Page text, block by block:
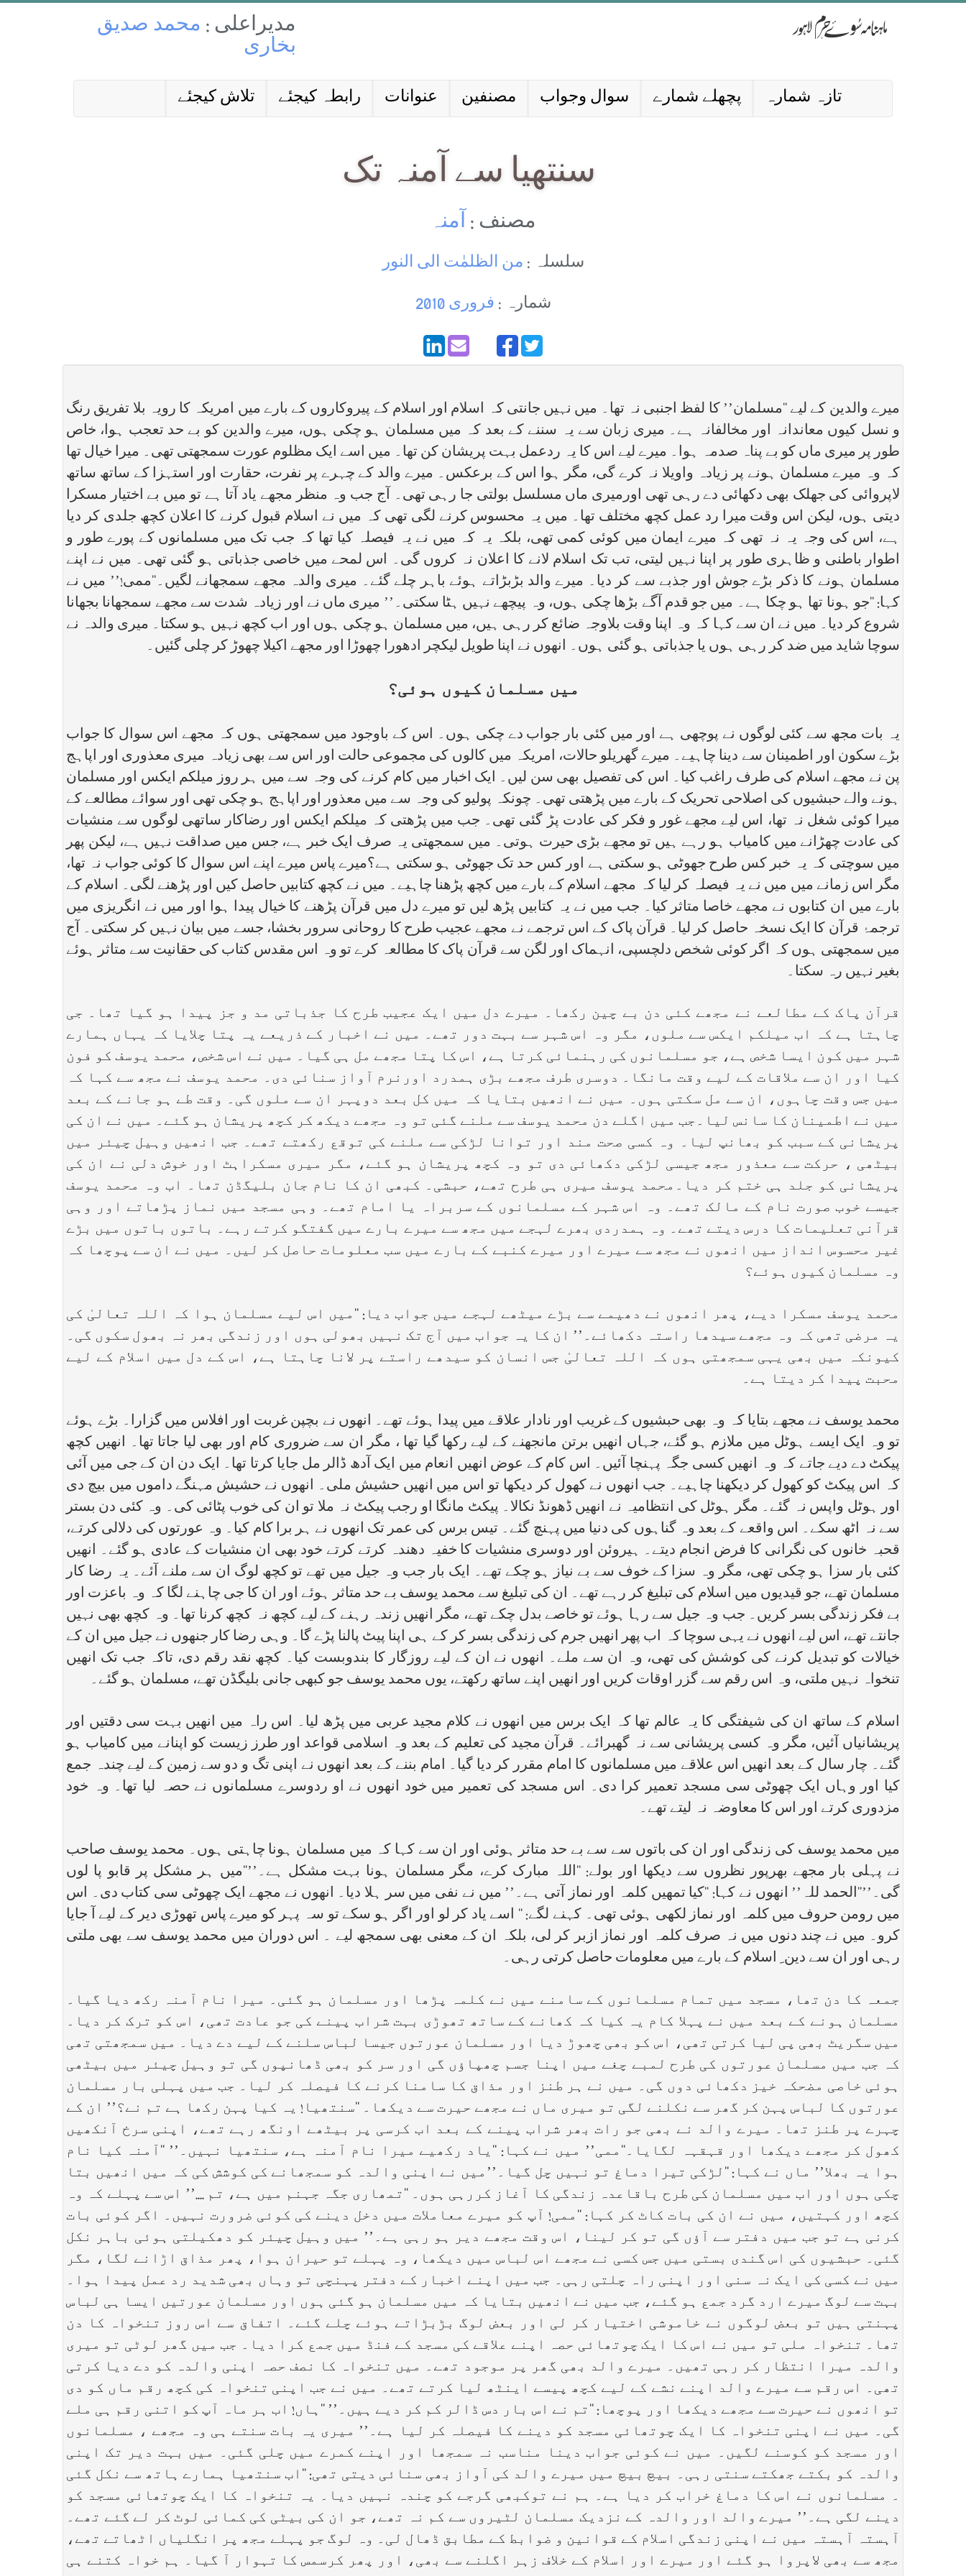
مدیراعلی : محمد صدیق
بخاری
تلاش کیجئے رابطہ کیجئے عنوانات مصنفین سوال وجواب پچھلے شمارے تازہ شمارہ
سنتھیا سے آمنہ تک
مصنف : آمنہ
سلسلہ : من الظلمٰت الی النور
شمارہ : فروری 2010
میرے والدین کے لیے ‘‘مسلمان’’ کا لفظ اجنبی نہ تھا۔ میں نہیں جانتی کہ اسلام اور اسلام کے پیروکاروں کے بارے میں امریکہ کا رویہ بلا تفریق رنگ
و نسل کیوں معاندانہ اور مخالفانہ ہے۔ میری زبان سے یہ سننے کے بعد کہ میں مسلمان ہو چکی ہوں، میرے والدین کو بے حد تعجب ہوا، خاص
طور پر میری ماں کو بے پناہ صدمہ ہوا۔ میرے لیے اس کا یہ ردعمل بہت پریشان کن تھا۔ میں اسے ایک مظلوم عورت سمجھتی تھی۔ میرا خیال تھا
کہ وہ میرے مسلمان ہونے پر زیادہ واویلا نہ کرے گی، مگر ہوا اس کے برعکس۔ میرے والد کے چہرے پر نفرت، حقارت اور استہزا کے ساتھ ساتھ
لاپروائی کی جھلک بھی دکھائی دے رہی تھی اورمیری ماں مسلسل بولتی جا رہی تھی۔ آج جب وہ منظر مجھے یاد آتا ہے تو میں بے اختیار مسکرا
دیتی ہوں، لیکن اس وقت میرا رد عمل کچھ مختلف تھا۔ میں یہ محسوس کرنے لگی تھی کہ میں نے اسلام قبول کرنے کا اعلان کچھ جلدی کر دیا
ہے، اس کی وجہ یہ نہ تھی کہ میرے ایمان میں کوئی کمی تھی، بلکہ یہ کہ میں نے یہ فیصلہ کیا تھا کہ جب تک میں مسلمانوں کے پورے طور و
اطوار باطنی و ظاہری طور پر اپنا نہیں لیتی، تب تک اسلام لانے کا اعلان نہ کروں گی۔ اس لمحے میں خاصی جذباتی ہو گئی تھی۔ میں نے اپنے
مسلمان ہونے کا ذکر بڑے جوش اور جذبے سے کر دیا۔ میرے والد بڑبڑاتے ہوئے باہر چلے گئے۔ میری والدہ مجھے سمجھانے لگیں۔‘‘ممی!’’ میں نے
کہا: ‘‘جو ہونا تھا ہو چکا ہے۔ میں جو قدم آگے بڑھا چکی ہوں، وہ پیچھے نہیں ہٹا سکتی۔’’ میری ماں نے اور زیادہ شدت سے مجھے سمجھانا بجھانا
شروع کر دیا۔ میں نے ان سے کہا کہ وہ اپنا وقت بلاوجہ ضائع کر رہی ہیں، میں مسلمان ہو چکی ہوں اور اب کچھ نہیں ہو سکتا۔ میری والدہ نے
سوچا شاید میں ضد کر رہی ہوں یا جذباتی ہو گئی ہوں۔ انھوں نے اپنا طویل لیکچر ادھورا چھوڑا اور مجھے اکیلا چھوڑ کر چلی گئیں۔
میں مسلمان کیوں ہوئی؟
یہ بات مجھ سے کئی لوگوں نے پوچھی ہے اور میں کئی بار جواب دے چکی ہوں۔ اس کے باوجود میں سمجھتی ہوں کہ مجھے اس سوال کا جواب
بڑے سکون اور اطمینان سے دینا چاہیے۔ میرے گھریلو حالات، امریکہ میں کالوں کی مجموعی حالت اور اس سے بھی زیادہ میری معذوری اور اپاہج
پن نے مجھے اسلام کی طرف راغب کیا۔ اس کی تفصیل بھی سن لیں۔ ایک اخبار میں کام کرنے کی وجہ سے میں ہر روز میلکم ایکس اور مسلمان
ہونے والے حبشیوں کی اصلاحی تحریک کے بارے میں پڑھتی تھی۔ چونکہ پولیو کی وجہ سے میں معذور اور اپاہج ہو چکی تھی اور سوائے مطالعے کے
میرا کوئی شغل نہ تھا، اس لیے مجھے غور و فکر کی عادت پڑ گئی تھی۔ جب میں پڑھتی کہ میلکم ایکس اور رضاکار ساتھی لوگوں سے منشیات
کی عادت چھڑانے میں کامیاب ہو رہے ہیں تو مجھے بڑی حیرت ہوتی۔ میں سمجھتی یہ صرف ایک خبر ہے، جس میں صداقت نہیں ہے، لیکن پھر
میں سوچتی کہ یہ خبر کس طرح جھوٹی ہو سکتی ہے اور کس حد تک جھوٹی ہو سکتی ہے؟میرے پاس میرے اپنے اس سوال کا کوئی جواب نہ تھا،
مگر اس زمانے میں میں نے یہ فیصلہ کر لیا کہ مجھے اسلام کے بارے میں کچھ پڑھنا چاہیے۔ میں نے کچھ کتابیں حاصل کیں اور پڑھنے لگی۔ اسلام کے
بارے میں ان کتابوں نے مجھے خاصا متاثر کیا۔ جب میں نے یہ کتابیں پڑھ لیں تو میرے دل میں قرآن پڑھنے کا خیال پیدا ہوا اور میں نے انگریزی میں
ترجمۂ قرآن کا ایک نسخہ حاصل کر لیا۔ قرآن پاک کے اس ترجمے نے مجھے عجیب طرح کا روحانی سرور بخشا، جسے میں بیان نہیں کر سکتی۔ آج
میں سمجھتی ہوں کہ اگر کوئی شخص دلچسپی، انہماک اور لگن سے قرآن پاک کا مطالعہ کرے تو وہ اس مقدس کتاب کی حقانیت سے متاثر ہوئے
بغیر نہیں رہ سکتا۔
قرآن پاک کے مطالعے نے مجھے کئی دن بے چین رکھا۔ میرے دل میں ایک عجیب طرح کا جذباتی مد و جز پیدا ہو گیا تھا۔ جی
چاہتا ہے کہ اب میلکم ایکس سے ملوں، مگر وہ اس شہر سے بہت دور تھے۔ میں نے اخبار کے ذریعے یہ پتا چلایا کہ یہاں ہمارے
شہر میں کون ایسا شخص ہے، جو مسلمانوں کی رہنمائی کرتا ہے، اس کا پتا مجھے مل ہی گیا۔ میں نے اس شخص، محمد یوسف کو فون
کیا اور ان سے ملاقات کے لیے وقت مانگا۔ دوسری طرف مجھے بڑی ہمدرد اورنرم آواز سنائی دی۔ محمد یوسف نے مجھ سے کہا کہ
میں جس وقت چاہوں، ان سے مل سکتی ہوں۔ میں نے انھیں بتایا کہ میں کل بعد دوپہر ان سے ملوں گی۔ وقت طے ہو جانے کے بعد
میں نے اطمینان کا سانس لیا۔جب میں اگلے دن محمد یوسف سے ملنے گئی تو وہ مجھے دیکھ کر کچھ پریشان ہو گئے۔ میں نے ان کی
پریشانی کے سبب کو بھانپ لیا۔ وہ کسی صحت مند اور توانا لڑکی سے ملنے کی توقع رکھتے تھے۔ جب انھیں وہیل چیئر میں
بیٹھی ، حرکت سے معذور مجھ جیسی لڑکی دکھائی دی تو وہ کچھ پریشان ہو گئے، مگر میری مسکراہٹ اور خوش دلی نے ان کی
پریشانی کو جلد ہی ختم کر دیا۔محمد یوسف میری ہی طرح تھے، حبشی۔ کبھی ان کا نام جان بلیگڈن تھا۔ اب وہ محمد یوسف
جیسے خوب صورت نام کے مالک تھے۔ وہ اس شہر کے مسلمانوں کے سربراہ یا امام تھے۔ وہی مسجد میں نماز پڑھاتے اور وہی
قرآنی تعلیمات کا درس دیتے تھے۔ وہ ہمدردی بھرے لہجے میں مجھ سے میرے بارے میں گفتگو کرتے رہے۔ باتوں باتوں میں بڑے
غیر محسوس انداز میں انھوں نے مجھ سے میرے اور میرے کنبے کے بارے میں سب معلومات حاصل کر لیں۔ میں نے ان سے پوچھا کہ
وہ مسلمان کیوں ہوئے؟
محمد یوسف مسکرا دیے، پھر انھوں نے دھیمے سے بڑے میٹھے لہجے میں جواب دیا: ‘‘میں اس لیے مسلمان ہوا کہ اللہ تعالیٰ کی
یہ مرضی تھی کہ وہ مجھے سیدھا راستہ دکھائے۔’’ ان کا یہ جواب میں آج تک نہیں بھولی ہوں اور زندگی بھر نہ بھول سکوں گی۔
کیونکہ میں بھی یہی سمجھتی ہوں کہ اللہ تعالیٰ جس انسان کو سیدھے راستے پر لانا چاہتا ہے، اس کے دل میں اسلام کے لیے
محبت پیدا کر دیتا ہے۔
محمد یوسف نے مجھے بتایا کہ وہ بھی حبشیوں کے غریب اور نادار علاقے میں پیدا ہوئے تھے۔ انھوں نے بچپن غربت اور افلاس میں گزارا۔ بڑے ہوئے
تو وہ ایک ایسے ہوٹل میں ملازم ہو گئے، جہاں انھیں برتن مانجھنے کے لیے رکھا گیا تھا ، مگر ان سے ضروری کام اور بھی لیا جاتا تھا۔ انھیں کچھ
پیکٹ دے دیے جاتے کہ وہ انھیں کسی جگہ پہنچا آئیں۔ اس کام کے عوض انھیں انعام میں ایک آدھ ڈالر مل جایا کرتا تھا۔ ایک دن ان کے جی میں آئی
کہ اس پیکٹ کو کھول کر دیکھنا چاہیے۔ جب انھوں نے کھول کر دیکھا تو اس میں انھیں حشیش ملی۔ انھوں نے حشیش مہنگے داموں میں بیچ دی
اور ہوٹل واپس نہ گئے۔ مگر ہوٹل کی انتظامیہ نے انھیں ڈھونڈ نکالا۔ پیکٹ مانگا او رجب پیکٹ نہ ملا تو ان کی خوب پٹائی کی۔ وہ کئی دن بستر
سے نہ اٹھ سکے۔ اس واقعے کے بعد وہ گناہوں کی دنیا میں پہنچ گئے۔ تیس برس کی عمر تک انھوں نے ہر برا کام کیا۔ وہ عورتوں کی دلالی کرتے،
قحبہ خانوں کی نگرانی کا فرض انجام دیتے۔ ہیروئن اور دوسری منشیات کا خفیہ دھندہ کرتے کرتے خود بھی ان منشیات کے عادی ہو گئے۔ انھیں
کئی بار سزا ہو چکی تھی، مگر وہ سزا کے خوف سے بے نیاز ہو چکے تھے۔ ایک بار جب وہ جیل میں تھے تو کچھ لوگ ان سے ملنے آئے۔ یہ رضا کار
مسلمان تھے، جو قیدیوں میں اسلام کی تبلیغ کر رہے تھے۔ ان کی تبلیغ سے محمد یوسف بے حد متاثر ہوئے اور ان کا جی چاہنے لگا کہ وہ باعزت اور
بے فکر زندگی بسر کریں۔ جب وہ جیل سے رہا ہوئے تو خاصے بدل چکے تھے، مگر انھیں زندہ رہنے کے لیے کچھ نہ کچھ کرنا تھا۔ وہ کچھ بھی نہیں
جانتے تھے، اس لیے انھوں نے یہی سوچا کہ اب پھر انھیں جرم کی زندگی بسر کر کے ہی اپنا پیٹ پالنا پڑے گا۔ وہی رضا کار جنھوں نے جیل میں ان کے
خیالات کو تبدیل کرنے کی کوشش کی تھی، وہ ان سے ملے۔ انھوں نے ان کے لیے روزگار کا بندوبست کیا۔ کچھ نقد رقم دی، تاکہ جب تک انھیں
تنخواہ نہیں ملتی، وہ اس رقم سے گزر اوقات کریں اور انھیں اپنے ساتھ رکھتے، یوں محمد یوسف جو کبھی جانی بلیگڈن تھے، مسلمان ہو گئے۔
اسلام کے ساتھ ان کی شیفتگی کا یہ عالم تھا کہ ایک برس میں انھوں نے کلام مجید عربی میں پڑھ لیا۔ اس راہ میں انھیں بہت سی دقتیں اور
پریشانیاں آئیں، مگر وہ کسی پریشانی سے نہ گھبرائے۔ قرآن مجید کی تعلیم کے بعد وہ اسلامی قواعد اور طرز زیست کو اپنانے میں کامیاب ہو
گئے۔ چار سال کے بعد انھیں اس علاقے میں مسلمانوں کا امام مقرر کر دیا گیا۔ امام بننے کے بعد انھوں نے اپنی تگ و دو سے زمین کے لیے چندہ جمع
کیا اور وہاں ایک چھوٹی سی مسجد تعمیر کرا دی۔ اس مسجد کی تعمیر میں خود انھوں نے او ردوسرے مسلمانوں نے حصہ لیا تھا۔ وہ خود
مزدوری کرتے اور اس کا معاوضہ نہ لیتے تھے۔
میں محمد یوسف کی زندگی اور ان کی باتوں سے سے بے حد متاثر ہوئی اور ان سے کہا کہ میں مسلمان ہونا چاہتی ہوں۔ محمد یوسف صاحب
نے پہلی بار مجھے بھرپور نظروں سے دیکھا اور بولے: ‘‘اللہ مبارک کرے، مگر مسلمان ہونا بہت مشکل ہے۔’’‘‘میں ہر مشکل پر قابو پا لوں
گی۔’’‘‘الحمد للہ’’ انھوں نے کہا: ‘‘کیا تمھیں کلمہ اور نماز آتی ہے۔’’ میں نے نفی میں سر ہلا دیا۔ انھوں نے مجھے ایک چھوٹی سی کتاب دی۔ اس
میں رومن حروف میں کلمہ اور نماز لکھی ہوئی تھی۔ کہنے لگے: ‘‘ اسے یاد کر لو اور اگر ہو سکے تو سہ پہر کو میرے پاس تھوڑی دیر کے لیے آ جایا
کرو۔ میں نے چند دنوں میں نہ صرف کلمہ اور نماز ازبر کر لی، بلکہ ان کے معنی بھی سمجھ لیے ۔ اس دوران میں محمد یوسف سے بھی ملتی
رہی اور ان سے دین ِ اسلام کے بارے میں معلومات حاصل کرتی رہی۔
جمعہ کا دن تھا، مسجد میں تمام مسلمانوں کے سامنے میں نے کلمہ پڑھا اور مسلمان ہو گئی۔ میرا نام آمنہ رکھ دیا گیا۔
مسلمان ہونے کے بعد میں نے پہلا کام یہ کیا کہ کھانے کے ساتھ تھوڑی بہت شراب پینے کی جو عادت تھی، اس کو ترک کر دیا۔
میں سگریٹ بھی پی لیا کرتی تھی، اس کو بھی چھوڑ دیا اور مسلمان عورتوں جیسا لباس سلنے کے لیے دے دیا۔ میں سمجھتی تھی
کہ جب میں مسلمان عورتوں کی طرح لمبے چغے میں اپنا جسم چھپاؤں گی اور سر کو بھی ڈھانپوں گی تو وہیل چیئر میں بیٹھی
ہوئی خاصی مضحکہ خیز دکھائی دوں گی۔ میں نے ہر طنز اور مذاق کا سامنا کرنے کا فیصلہ کر لیا۔ جب میں پہلی بار مسلمان
عورتوں کا لباس پہن کر گھر سے نکلنے لگی تو میری ماں نے مجھے حیرت سے دیکھا۔ ‘‘سنتھیا! یہ کیا پہن رکھا ہے تم نے؟’’ ان کے
چہرے پر طنز تھا۔ میرے والد نے بھی جو رات بھر شراب پینے کے بعد اب کرسی پر بیٹھے اونگھ رہے تھے، اپنی سرخ آنکھیں
کھول کر مجھے دیکھا اور قہقہہ لگایا۔‘‘ممی’’ میں نے کہا: ‘‘یاد رکھیے میرا نام آمنہ ہے، سنتھیا نہیں۔’’ ‘‘آمنہ کیا نام
ہوا یہ بھلا’’ ماں نے کہا: ‘‘لڑکی تیرا دماغ تو نہیں چل گیا۔’’میں نے اپنی والدہ کو سمجھانے کی کوشش کی کہ میں انھیں بتا
چکی ہوں اور اب میں مسلمان کی طرح باقاعدہ زندگی کا آغاز کررہی ہوں۔ ‘‘تمھاری جگہ جہنم میں ہے، تم ....’’ اس سے پہلے کہ وہ
کچھ اور کہتیں، میں نے ان کی بات کاٹ کر کہا: ‘‘ممی! آپ کو میرے معاملات میں دخل دینے کی کوئی ضرورت نہیں۔ اگر کوئی بات
کرنی ہے تو جب میں دفتر سے آؤں گی تو کر لینا، اس وقت مجھے دیر ہو رہی ہے۔’’ میں وہیل چیئر کو دھکیلتی ہوئی باہر نکل
گئی۔ حبشیوں کی اس گندی بستی میں جس کسی نے مجھے اس لباس میں دیکھا، وہ پہلے تو حیران ہوا، پھر مذاق اڑانے لگا، مگر
میں نے کسی کی ایک نہ سنی اور اپنی راہ چلتی رہی۔ جب میں اپنے اخبار کے دفتر پہنچی تو وہاں بھی شدید رد عمل پیدا ہوا۔
بہت سے لوگ میرے ارد گرد جمع ہو گئے، جب میں نے انھیں بتایا کہ میں مسلمان ہو گئی ہوں اور مسلمان عورتیں ایسا ہی لباس
پہنتی ہیں تو بعض لوگوں نے خاموشی اختیار کر لی اور بعض لوگ بڑبڑاتے ہوئے چلے گئے۔ اتفاق سے اس روز تنخواہ کا دن
تھا۔ تنخواہ ملی تو میں نے اس کا ایک چوتھائی حصہ اپنے علاقے کی مسجد کے فنڈ میں جمع کرا دیا۔ جب میں گھر لوٹی تو میری
والدہ میرا انتظار کر رہی تھیں۔ میرے والد بھی گھر پر موجود تھے۔ میں تنخواہ کا نصف حصہ اپنی والدہ کو دے دیا کرتی
تھی۔ اس رقم سے میرے والد اپنے نشے کے لیے کچھ پیسے اینٹھ لیا کرتے تھے۔ میں نے جب اپنی تنخواہ کی کچھ رقم ماں کو دی
تو انھوں نے حیرت سے مجھے دیکھا اور پوچھا: ‘‘تم نے اس بار دس ڈالر کم کر دیے ہیں۔’’ ‘‘ہاں! اب ہر ماہ آپ کو اتنی رقم ہی ملے
گی۔ میں نے اپنی تنخواہ کا ایک چوتھائی مسجد کو دینے کا فیصلہ کر لیا ہے۔’’ میری یہ بات سنتے ہی وہ مجھے ، مسلمانوں
اور مسجد کو کوسنے لگیں۔ میں نے کوئی جواب دینا مناسب نہ سمجھا اور اپنے کمرے میں چلی گئی۔ میں بہت دیر تک اپنی
والدہ کو بکتے جھکتے سنتی رہی۔ بیچ بیچ میں میرے والد کی آواز بھی سنائی دیتی تھی: ‘‘اب سنتھیا ہمارے ہاتھ سے نکل گئی
۔ مسلمانوں نے اس کا دماغ خراب کر دیا ہے۔ ہم نے توکبھی گرجے کو چندہ نہیں دیا۔ یہ تنخواہ کا ایک چوتھائی مسجد کو
دینے لگی ہے۔’’ میرے والد اور والدہ کے نزدیک مسلمان لٹیروں سے کم نہ تھے، جو ان کی بیٹی کی کمائی لوٹ کر لے گئے تھے۔
آہستہ آہستہ میں نے اپنی زندگی اسلام کے قوانین و ضوابط کے مطابق ڈھال لی۔ وہ لوگ جو پہلے مجھ پر انگلیاں اٹھاتے تھے،
مجھ سے بھی لاپروا ہو گئے اور میرے اور اسلام کے خلاف زہر اگلنے سے بھی، اور پھر کرسمس کا تہوار آ گیا۔ ہم خواہ کتنے ہی